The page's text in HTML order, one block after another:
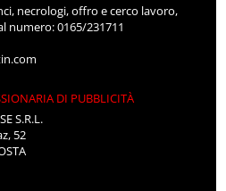
necrologi, offro e cerco lavoro,
numero: 0165/231711
DI PUBBLICITÀ
S.R.L.
52